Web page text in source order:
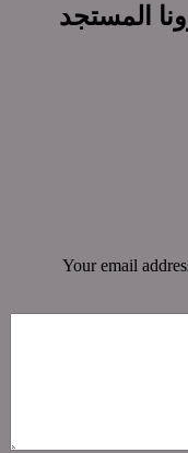
المستجد
Your email